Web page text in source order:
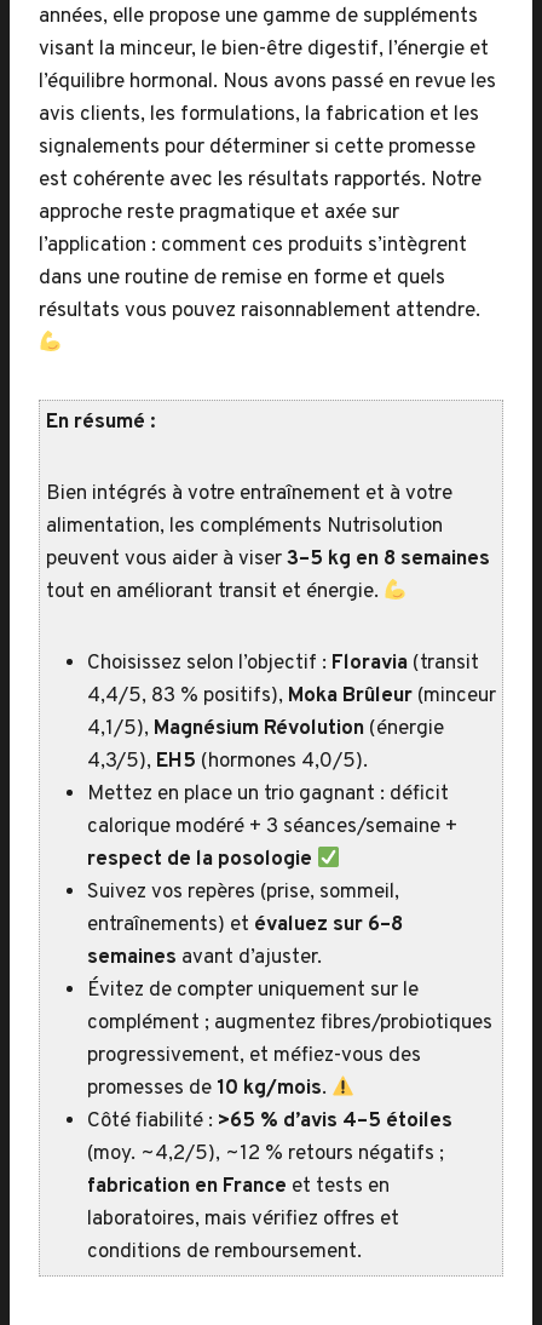
années, elle propose une gamme de suppléments
visant la minceur, le bien-être digestif, l’énergie et
l’équilibre hormonal. Nous avons passé en revue les
avis clients, les formulations, la fabrication et les
signalements pour déterminer si cette promesse
est cohérente avec les résultats rapportés. Notre
approche reste pragmatique et axée sur
l’application : comment ces produits s’intègrent
dans une routine de remise en forme et quels
résultats vous pouvez raisonnablement attendre.
En résumé :
Bien intégrés à votre entraînement et à votre
alimentation, les compléments Nutrisolution
peuvent vous aider à viser3–5 kg en 8 semaines
tout en améliorant transit et énergie.
Choisissez selon l’objectif : Floravia (transit
4,4/5, 83 % positifs), Moka Brûleur (minceur
4,1/5), Magnésium Révolution (énergie
4,3/5), EH5 (hormones 4,0/5).
Mettez en place un trio gagnant : déficit
calorique modéré + 3 séances/semaine +
respect de la posologie
Suivez vos repères (prise, sommeil,
entraînements) et évaluez sur 6–8
semaines avant d’ajuster.
Évitez de compter uniquement sur le
complément ; augmentez fibres/probiotiques
progressivement, et méfiez-vous des
promesses de 10 kg/mois.
Côté fiabilité : >65 % d’avis 4–5 étoiles
(moy. ~4,2/5), ~12 % retours négatifs ;
fabrication en France et tests en
laboratoires, mais vérifiez offres et
conditions de remboursement.